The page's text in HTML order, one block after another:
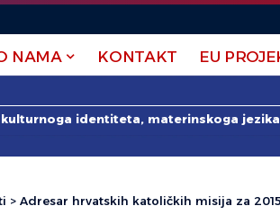
NAMA KONTAKT EU
identiteta, materinskoga
> Adresar hrvatskih katoličkih misija za